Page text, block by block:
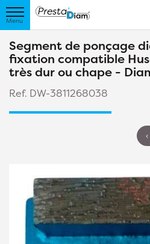
Segment de ponçage
fixation compatible
très dur ou chape -
Ref. DW-3811268038